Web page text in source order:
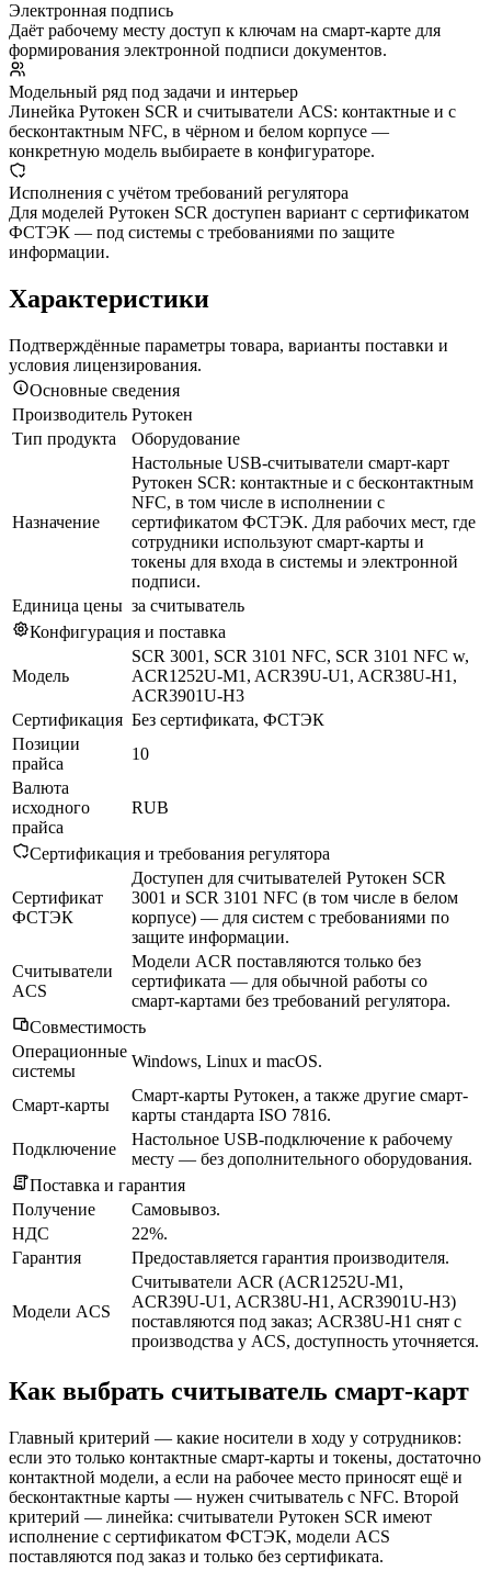
Электронная подпись
Даёт рабочему месту доступ к ключам на смарт-карте для
формирования электронной подписи документов.
Модельный ряд под задачи и интерьер
Линейка Рутокен SCR и считыватели ACS: контактные и с
бесконтактным NFC, в чёрном и белом корпусе —
конкретную модель выбираете в конфигураторе.
Исполнения с учётом требований регулятора
Для моделей Рутокен SCR доступен вариант с сертификатом
ФСТЭК — под системы с требованиями по защите
информации.
Характеристики
Подтверждённые параметры товара, варианты поставки и
условия лицензирования.
Основные сведения
Производитель Рутокен
Тип продукта
Оборудование
Назначение
Настольные USB-считыватели смарт-карт
Рутокен SCR: контактные и с бесконтактным
NFC, в том числе в исполнении с
сертификатом ФСТЭК. Для рабочих мест, где
сотрудники используют смарт-карты и
токены для входа в системы и электронной
подписи.
Единица цены за считыватель
Конфигурация и поставка
Модель
SCR 3001, SCR 3101 NFC, SCR 3101 NFC w,
ACR1252U-M1, ACR39U-U1, ACR38U-H1,
ACR3901U-H3
Сертификация Без сертификата, ФСТЭК
Позиции
прайса
10
Валюта
исходного
прайса
RUB
Сертификация и требования регулятора
Сертификат
ФСТЭК
Доступен для считывателей Рутокен SCR
3001 и SCR 3101 NFC (в том числе в белом
корпусе) — для систем с требованиями по
защите информации.
Считыватели
ACS
Модели ACR поставляются только без
сертификата — для обычной работы со
смарт-картами без требований регулятора.
Совместимость
Операционные
системы
Windows, Linux и macOS.
Смарт-карты
Смарт-карты Рутокен, а также другие смарт-
карты стандарта ISO 7816.
Подключение
Настольное USB-подключение к рабочему
месту — без дополнительного оборудования.
Поставка и гарантия
Получение
Самовывоз.
НДС
22%.
Гарантия
Предоставляется гарантия производителя.
Модели ACS
Считыватели ACR (ACR1252U-M1,
ACR39U-U1, ACR38U-H1, ACR3901U-H3)
поставляются под заказ; ACR38U-H1 снят с
производства у ACS, доступность уточняется.
Как выбрать считыватель смарт-карт
Главный критерий — какие носители в ходу у сотрудников:
если это только контактные смарт-карты и токены, достаточно
контактной модели, а если на рабочее место приносят ещё и
бесконтактные карты — нужен считыватель с NFC. Второй
критерий — линейка: считыватели Рутокен SCR имеют
исполнение с сертификатом ФСТЭК, модели ACS
поставляются под заказ и только без сертификата.